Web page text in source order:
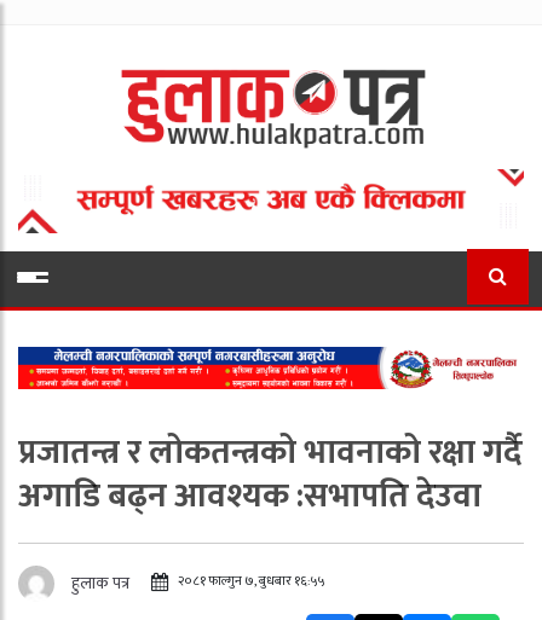
प्रजातन्त्र र लोकतन्त्रको भावनाको रक्षा गर्दै
अगाडि बढ्न आवश्यक :सभापति देउवा
हुलाक पत्र २०८१ फाल्गुन ७, बुधबार १६:५५